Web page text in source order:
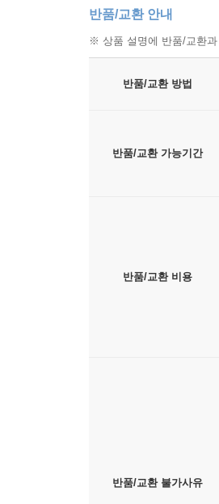
반품/교환 안내
※ 상품 설명에 반품/교환
반품/교환 방법
반품/교환 가능기간
반품/교환 비용
반품/교환 불가사유